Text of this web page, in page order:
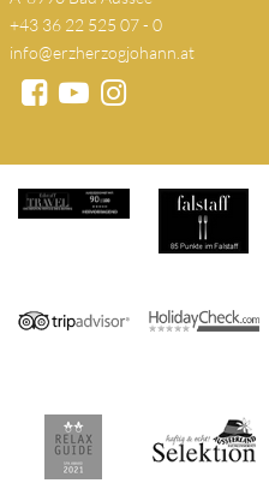
+43 36 22 525 07 - 0
info@erzherzogjohann.at